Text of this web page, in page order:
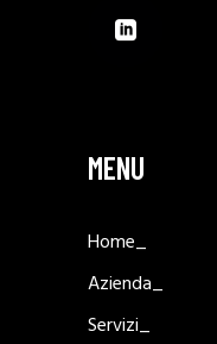
MENU
Home_
Azienda_
Servizi_